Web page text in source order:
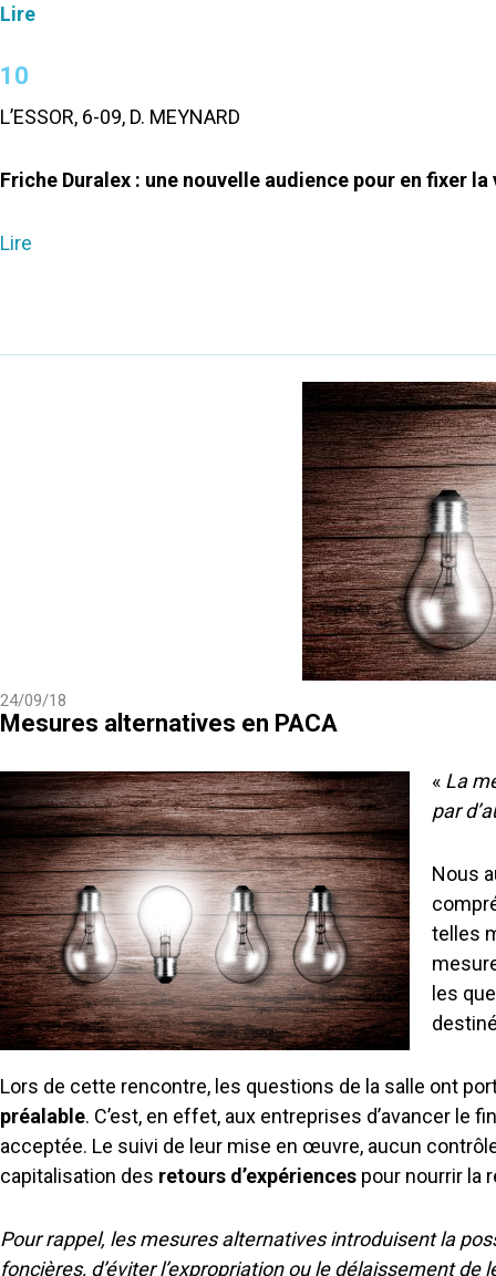
Lire
10
L’ESSOR, 6-09, D. MEYNARD
Friche Duralex : une nouvelle audience pour en fixer la
Lire
24/09/18
Mesures alternatives en PACA
« La
par
Nous
telles
les
Lors de cette rencontre, les questions de la salle ont
préalable. C’est, en effet, aux entreprises d’avancer
acceptée. Le suivi de leur mise en œuvre, aucun
capitalisation des retours d’expériences pour nourrir la
Pour rappel, les mesures alternatives introduisent la
foncières, d’éviter l’expropriation ou le délaissement